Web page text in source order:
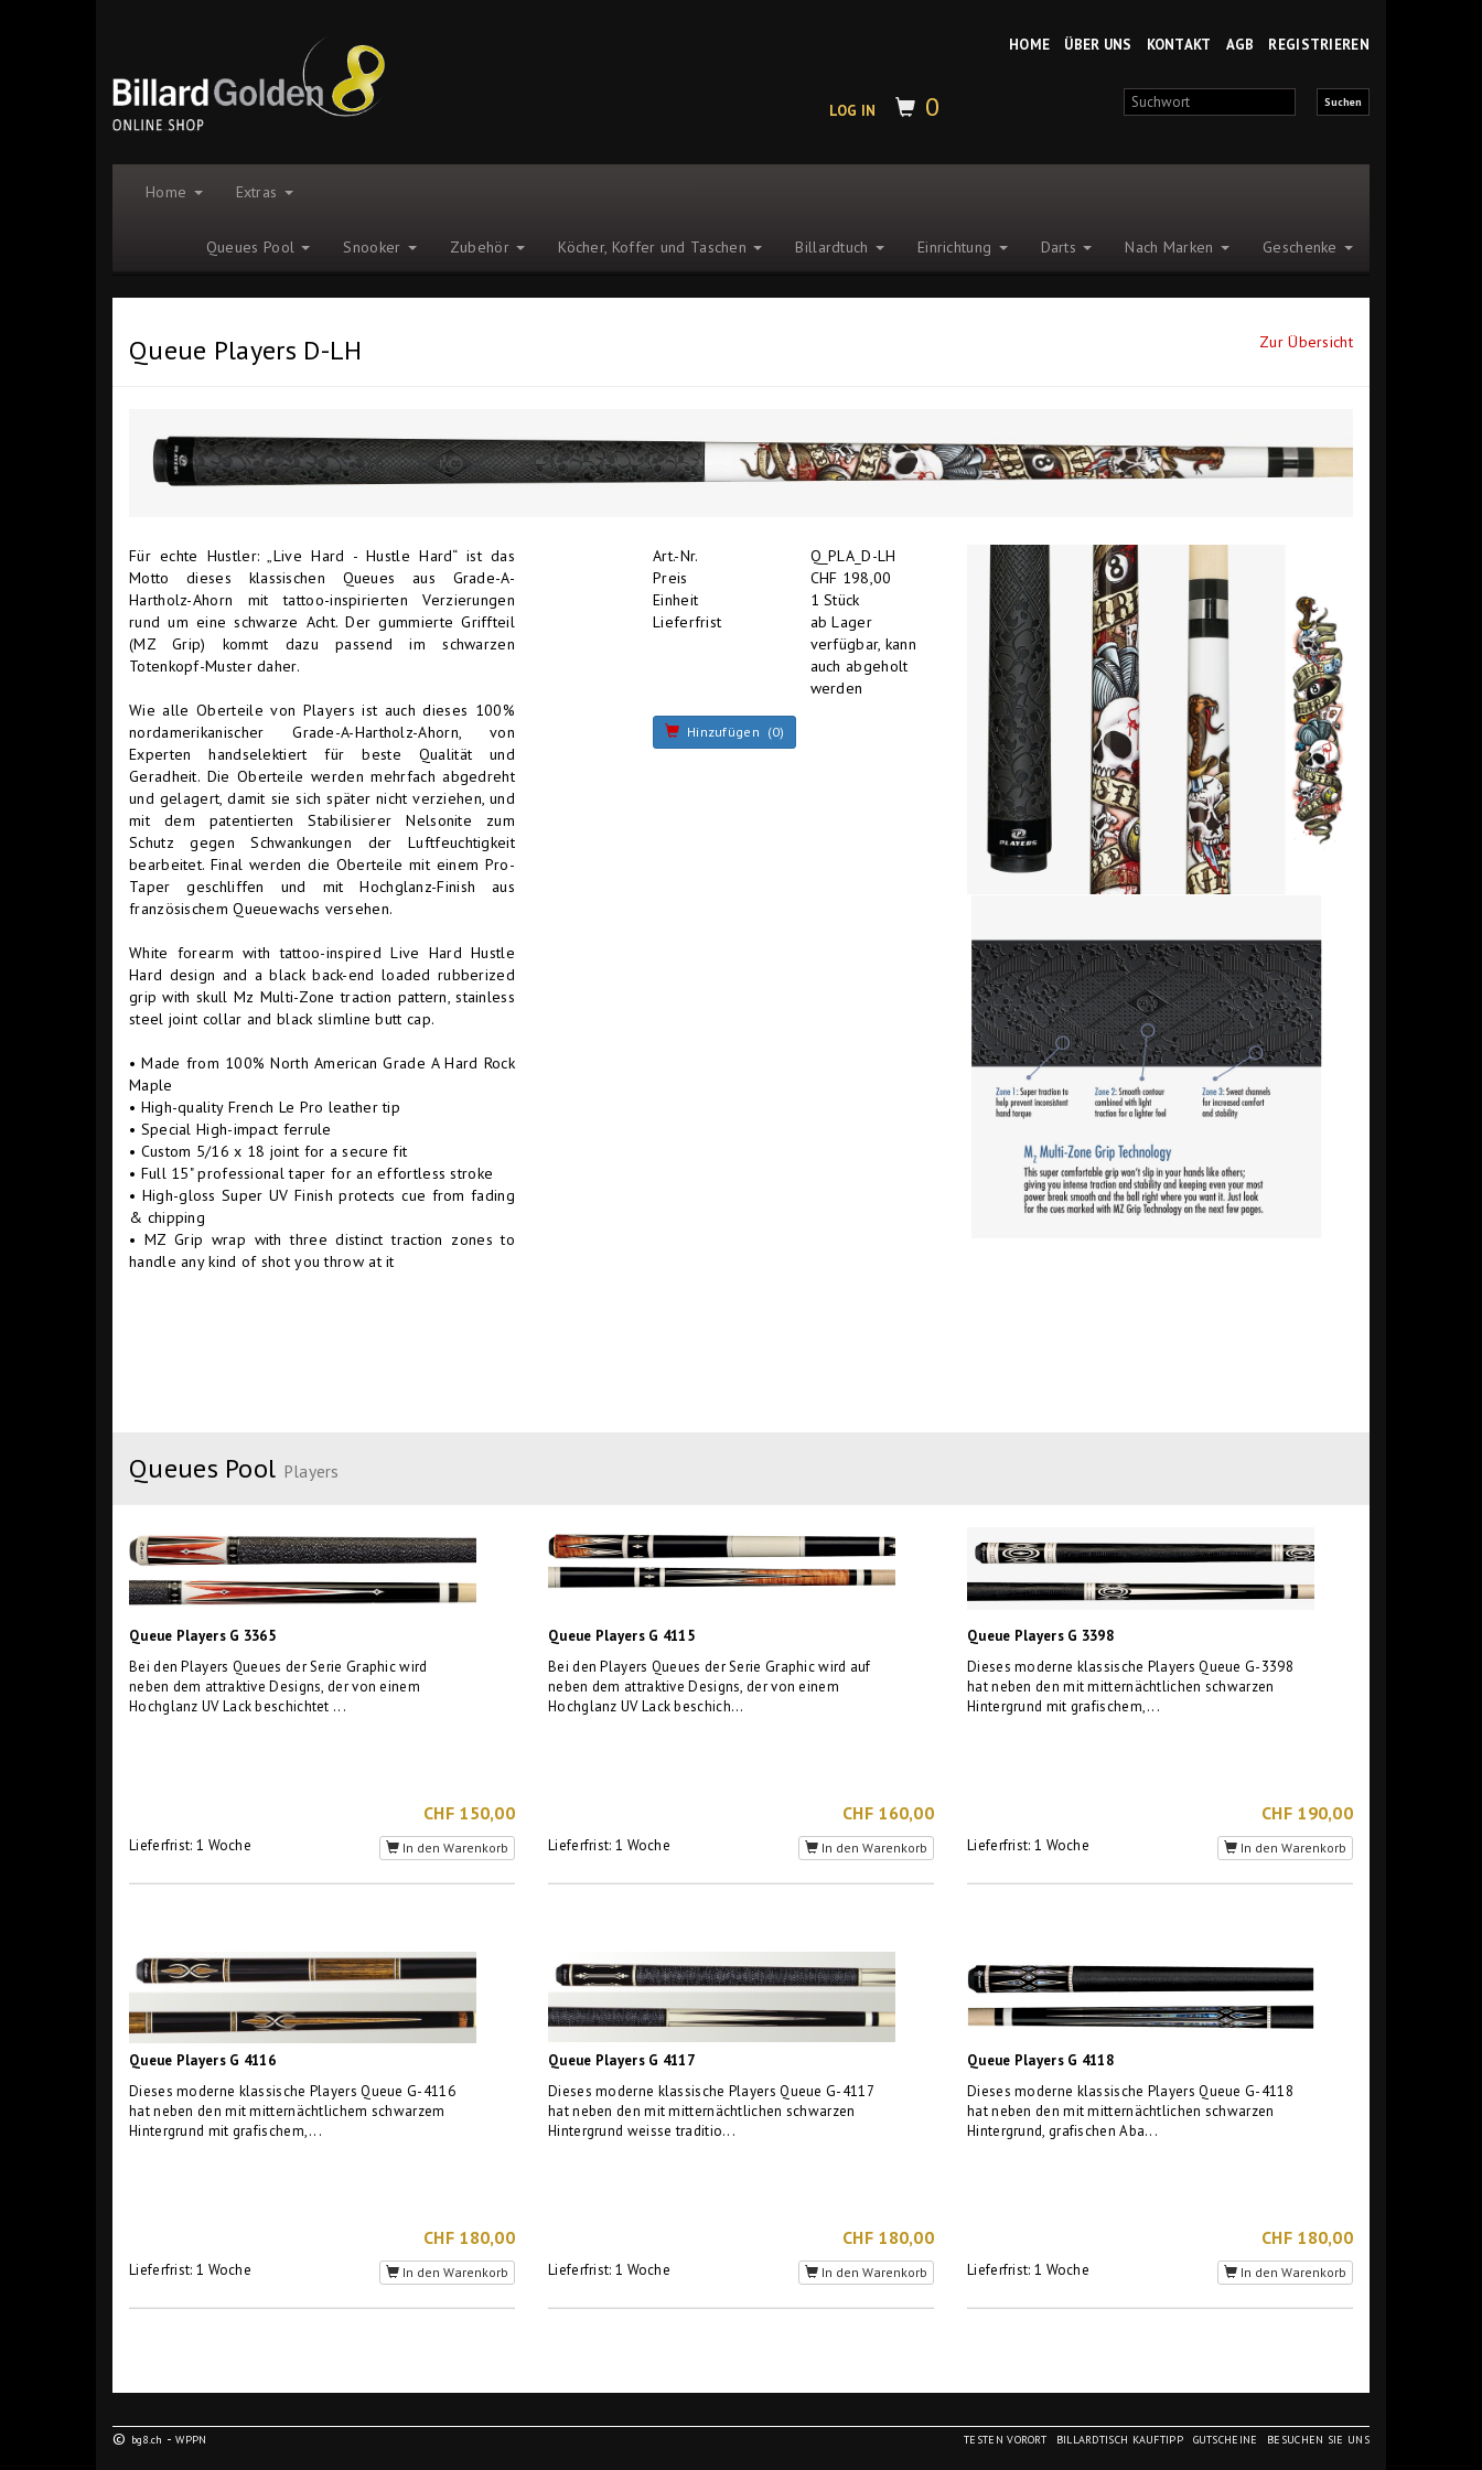
HOME ÜBER UNS KONTAKT AGB REGISTRIEREN
LOG IN 0
Home Extras
Queues Pool Snooker Zubehör Köcher, Koffer und Taschen Billardtuch Einrichtung Darts Nach Marken Geschenke
Queue Players D-LH Zur Übersicht
Für echte Hustler: „Live Hard - Hustle Hard“ ist das
Motto dieses klassischen Queues aus Grade-A-
Hartholz-Ahorn mit tattoo-inspirierten Verzierungen
rund um eine schwarze Acht. Der gummierte Griffteil
(MZ Grip) kommt dazu passend im schwarzen
Totenkopf-Muster daher.
Wie alle Oberteile von Players ist auch dieses 100%
nordamerikanischer Grade-A-Hartholz-Ahorn, von
Experten handselektiert für beste Qualität und
Geradheit. Die Oberteile werden mehrfach abgedreht
und gelagert, damit sie sich später nicht verziehen, und
mit dem patentierten Stabilisierer Nelsonite zum
Schutz gegen Schwankungen der Luftfeuchtigkeit
bearbeitet. Final werden die Oberteile mit einem Pro-
Taper geschliffen und mit Hochglanz-Finish aus
französischem Queuewachs versehen.
White forearm with tattoo-inspired Live Hard Hustle
Hard design and a black back-end loaded rubberized
grip with skull Mz Multi-Zone traction pattern, stainless
steel joint collar and black slimline butt cap.
• Made from 100% North American Grade A Hard Rock
Maple
• High-quality French Le Pro leather tip
• Special High-impact ferrule
• Custom 5/16 x 18 joint for a secure fit
• Full 15" professional taper for an effortless stroke
• High-gloss Super UV Finish protects cue from fading
& chipping
• MZ Grip wrap with three distinct traction zones to
handle any kind of shot you throw at it
Art.-Nr.
Q_PLA_D-LH
Preis
CHF 198,00
Einheit
1 Stück
Lieferfrist
ab Lager
verfügbar, kann
auch abgeholt
werden
Hinzufügen (0)
Queues Pool Players
Queue Players G 3365
Bei den Players Queues der Serie Graphic wird
neben dem attraktive Designs, der von einem
Hochglanz UV Lack beschichtet ...
CHF 150,00
Lieferfrist: 1 Woche In den Warenkorb
Queue Players G 4115
Bei den Players Queues der Serie Graphic wird auf
neben dem attraktive Designs, der von einem
Hochglanz UV Lack beschich...
CHF 160,00
Lieferfrist: 1 Woche In den Warenkorb
Queue Players G 3398
Dieses moderne klassische Players Queue G-3398
hat neben den mit mitternächtlichen schwarzen
Hintergrund mit grafischem,...
CHF 190,00
Lieferfrist: 1 Woche In den Warenkorb
Queue Players G 4116
Dieses moderne klassische Players Queue G-4116
hat neben den mit mitternächtlichem schwarzem
Hintergrund mit grafischem,...
CHF 180,00
Lieferfrist: 1 Woche In den Warenkorb
Queue Players G 4117
Dieses moderne klassische Players Queue G-4117
hat neben den mit mitternächtlichen schwarzen
Hintergrund weisse traditio...
CHF 180,00
Lieferfrist: 1 Woche In den Warenkorb
Queue Players G 4118
Dieses moderne klassische Players Queue G-4118
hat neben den mit mitternächtlichen schwarzen
Hintergrund, grafischen Aba...
CHF 180,00
Lieferfrist: 1 Woche In den Warenkorb
© bg8.ch -WPPN TESTEN VORORT BILLARDTISCH KAUFTIPP GUTSCHEINE BESUCHEN SIE UNS